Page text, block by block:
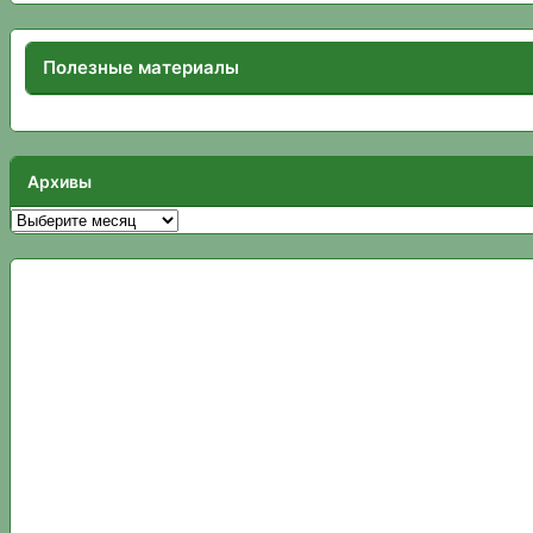
Полезные материалы
Архивы
Архивы